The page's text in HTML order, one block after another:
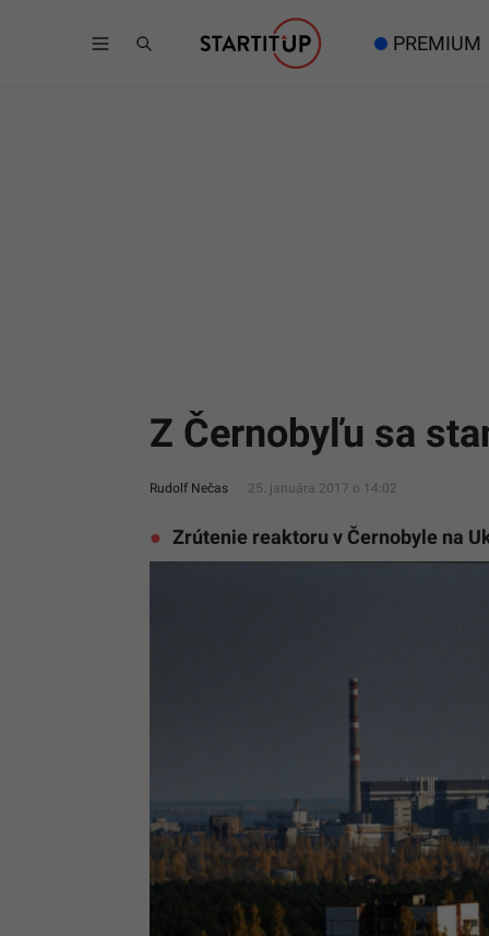
PREMIUM
Z Černobyľu sa
Rudolf Nečas 25. januára 2017 o 14:02
Zrútenie reaktoru v Černobyle na